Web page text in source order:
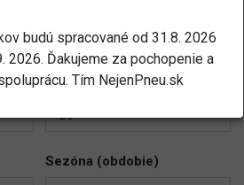
Profil
55
Sezóna (obdobie)
budú spracované od 31.8. 2026
2026. Ďakujeme za pochopenie a
Tím NejenPneu.sk